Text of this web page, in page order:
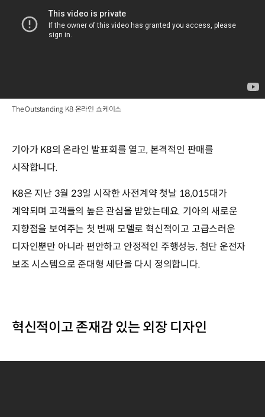
The Outstanding K8 온라인 쇼케이스
기아가 K8의 온라인 발표회를 열고, 본격적인 판매를
시작합니다.
K8은 지난 3월 23일 시작한 사전계약 첫날 18,015대가
계약되며 고객들의 높은 관심을 받았는데요. 기아의 새로운
지향점을 보여주는 첫 번째 모델로 혁신적이고 고급스러운
디자인뿐만 아니라 편안하고 안정적인 주행성능, 첨단 운전자
보조 시스템으로 준대형 세단을 다시 정의합니다.
혁신적이고 존재감 있는 외장 디자인